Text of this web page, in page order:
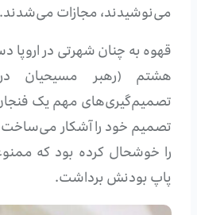
می‌نوشیدند، مجازات می‌شدند.
قهوه به چنان شهرتی در
تصمیم‌گیری‌های مهم یک
تصمیم خود را آشکار
را خوشحال کرده بود که
پاپ بودنش برداشت.